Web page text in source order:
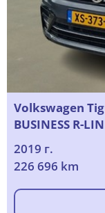
Volkswagen
BUSINESS R-
2019 г.
226 696 km